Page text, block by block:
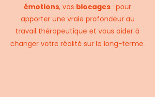
émotions, vos blocages : pour
apporter une vraie profondeur au
travail thérapeutique et vous aider à
changer votre réalité sur le long-terme.